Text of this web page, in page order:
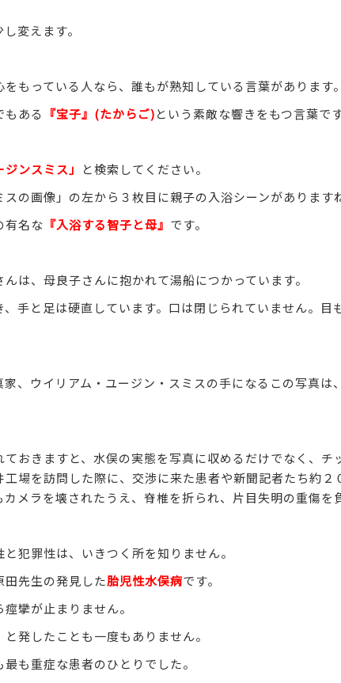
変えます。
をもっている人なら、誰もが熟知している言葉があります。
もある
『宝子』(たからご)という素敵な響きをもつ言葉です
ジンスミス」
と検索してください。
スの画像」の左から３枚目に親子の入浴シーンがあります
有名な 『入浴する智子と母』 です。
んは、母良子さんに抱かれて湯船につかっています。
、手と足は硬直しています。口は閉じられていません。
家、ウイリアム・ユージン・スミスの手になるこの写真
ておきますと、水俣の実態を写真に収めるだけでなく、
工場を訪問した際に、交渉に来た患者や新聞記者たち約
カメラを壊されたうえ、脊椎を折られ、片目失明の重傷を
犯罪性は、いきつく所を知りません。
田先生の発見した胎児性水俣病です。
攣が止まりません。
と発したことも一度もありません。
も重症な患者のひとりでした。